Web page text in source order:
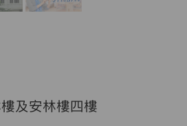
及安林樓四樓